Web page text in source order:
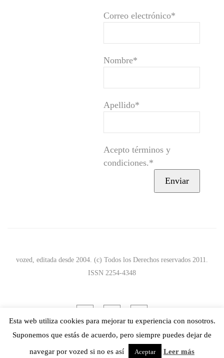
Correo electrónico*
Nombre*
Apellido*
Acepto términos y
condiciones.*
vozed, editada desde 2004. (c) Todos los Derechos reservados 2011.
ISSN 2254-4348
Esta web utiliza cookies para mejorar tu experiencia con nosotros.
Suponemos que estás de acuerdo, pero siempre puedes dejar de
navegar por vozed si no es así Aceptar Leer más